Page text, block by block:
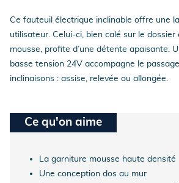
Ce fauteuil électrique inclinable offre une
utilisateur. Celui-ci, bien calé sur le
mousse, profite d’une détente apaisante.
basse tension 24V accompagne le
inclinaisons : assise, relevée ou allongée.
Ce qu'on aime
La garniture mousse haute densité
Une conception dos au mur